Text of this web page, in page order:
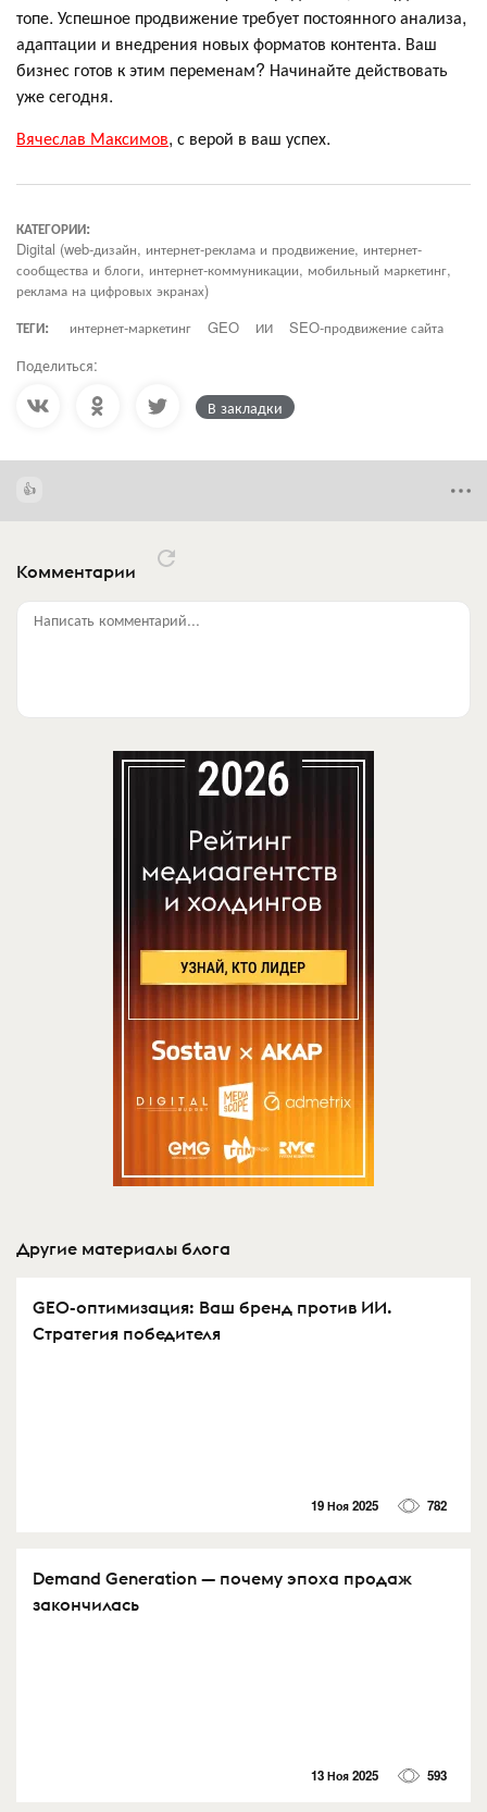
топе. Успешное продвижение требует постоянного анализа,
адаптации и внедрения новых форматов контента. Ваш
бизнес готов к этим переменам? Начинайте действовать
уже сегодня.
Вячеслав Максимов, с верой в ваш успех.
КАТЕГОРИИ:
Digital (web-дизайн, интернет-реклама и продвижение, интернет-
сообщества и блоги, интернет-коммуникации, мобильный маркетинг,
реклама на цифровых экранах)
ТЕГИ:
интернет-маркетинг GEO ИИ SEO-продвижение сайта
Поделиться:
В закладки
Комментарии
Написать комментарий...
Другие материалы блога
GEO-оптимизация: Ваш бренд против ИИ.
Стратегия победителя
19 Ноя 2025 782
Demand Generation — почему эпоха продаж
закончилась
13 Ноя 2025 593